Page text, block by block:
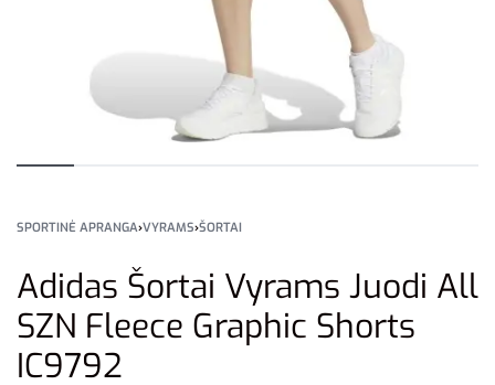
SPORTINĖ APRANGA›VYRAMS›ŠORTAI
Adidas Šortai Vyrams Juodi All
SZN Fleece Graphic Shorts
IC9792